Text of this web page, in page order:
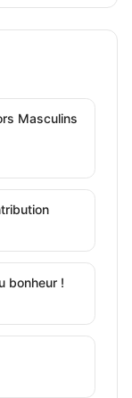
Masculins
bonheur !